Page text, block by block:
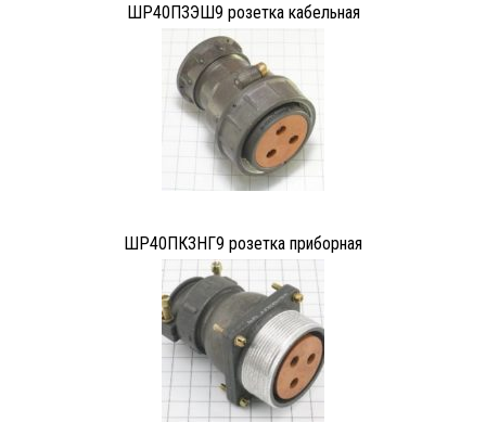
ШР40П3ЭШ9 розетка кабельная
ШР40ПК3НГ9 розетка приборная